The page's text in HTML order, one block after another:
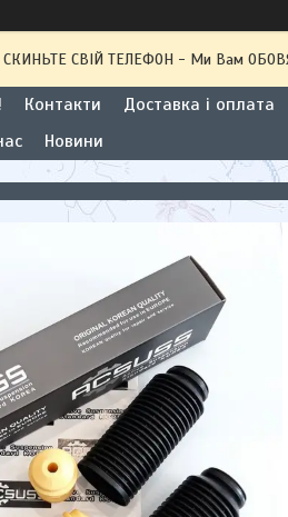
СКИНЬТЕ СВІЙ ТЕЛЕФОН - Ми Вам
Контакти Доставка і оплата
Новини